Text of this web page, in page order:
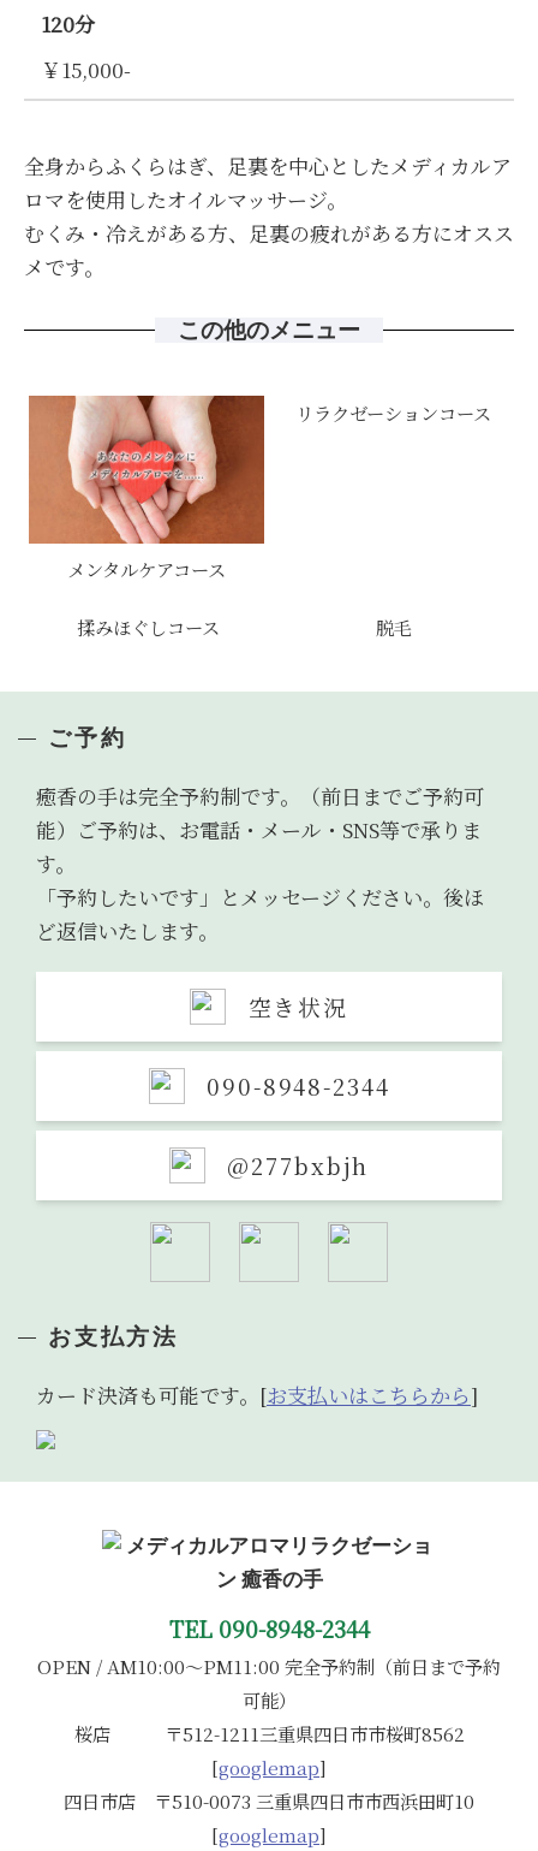
120分
￥15,000-
全身からふくらはぎ、足裏を中心としたメディカルア
ロマを使用したオイルマッサージ。
むくみ・冷えがある方、足裏の疲れがある方にオスス
メです。
この他のメニュー
メンタルケアコース
リラクゼーションコース
揉みほぐしコース 脱毛
ご予約
癒香の手は完全予約制です。（前日までご予約可
能） ご予約は、お電話・メール・SNS等で承りま
す。
「予約したいです」とメッセージください。後ほ
ど返信いたします。
空き状況
090-8948-2344
@277bxbjh
お支払方法
カード決済も可能です。[お支払いはこちらから]
TEL 090-8948-2344
OPEN / AM10:00～PM11:00 完全予約制（前日まで予約
可能）
桜店 〒512-1211三重県四日市市桜町8562
[googlemap]
四日市店 〒510-0073 三重県四日市市西浜田町10
[googlemap]